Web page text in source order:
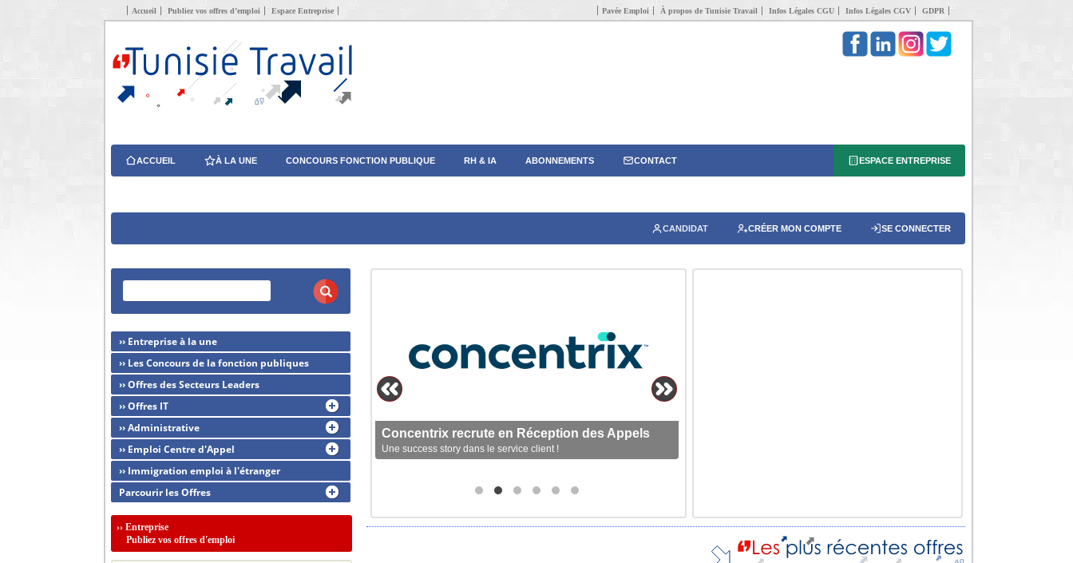
Accueil Publiez vos offres d’emploi Espace Entreprise Pavée Emploi À propos de Tunisie Travail Infos Légales CGU Infos Légales CGV GDPR
ACCUEIL À LA UNE CONCOURS FONCTION PUBLIQUE RH & IA ABONNEMENTS CONTACT ESPACE ENTREPRISE
CANDIDAT CRÉER MON COMPTE SE CONNECTER
Concentrix recrute en Réception des Appels
Une success story dans le service client !
›› Entreprise à la une
›› Les Concours de la fonction publiques
›› Offres des Secteurs Leaders
›› Offres IT
›› Administrative
›› Emploi Centre d'Appel
›› Immigration emploi à l'étranger
Parcourir les Offres
›› Entreprise
Publiez vos offres d'emploi